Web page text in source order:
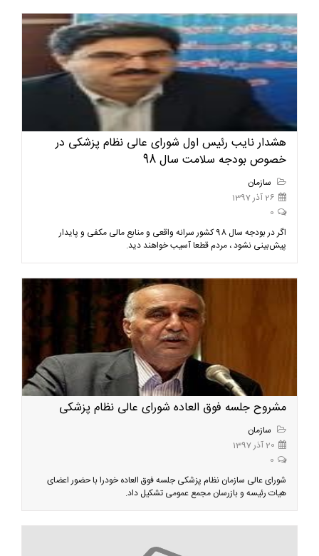
هشدار نایب رئیس اول شورای عالی نظام پزشکی در
خصوص بودجه سلامت سال 98
سازمان
26 آذر 1397
0
اگر در بودجه سال 98 کشور سرانه واقعی و منابع مالی مکفی و پایدار
پیش‌بینی نشود ، مردم قطعا آسیب خواهند دید.
مشروح جلسه فوق العاده شورای عالی نظام پزشکی
سازمان
20 آذر 1397
0
شورای عالی سازمان نظام پزشکی جلسه فوق العاده خودرا با حضور اعضای
هیات رئیسه و بازرسان مجمع عمومی تشکیل داد.